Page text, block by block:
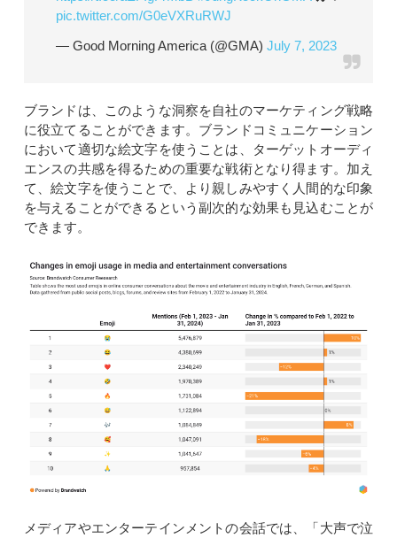
pic.twitter.com/G0eVXRuRWJ
— Good Morning America (@GMA) July 7, 2023
ブランドは、このような洞察を自社のマーケティング戦略
に役立てることができます。ブランドコミュニケーション
において適切な絵文字を使うことは、ターゲットオーディ
エンスの共感を得るための重要な戦術となり得ます。加え
て、絵文字を使うことで、より親しみやすく人間的な印象
を与えることができるという副次的な効果も見込むことが
できます。
メディアやエンターテインメントの会話では、「大声で泣